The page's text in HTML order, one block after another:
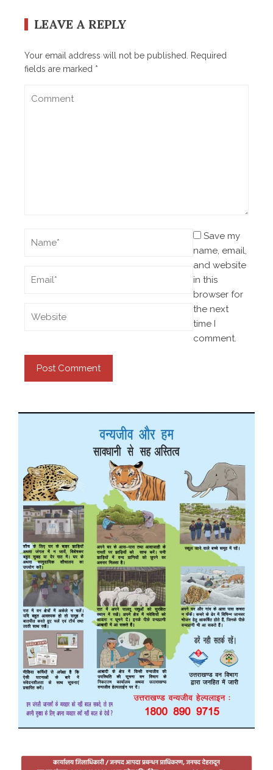
LEAVE A REPLY
Your email address will not be published.
Required
fields are marked *
Save my
name, email,
and website
in this
browser for
the next
time I
comment.